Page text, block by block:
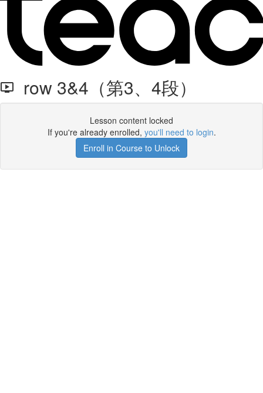
row 3&4（第3、4段）
Lesson content locked
If you're already enrolled, you'll need to login.
Enroll in Course to Unlock